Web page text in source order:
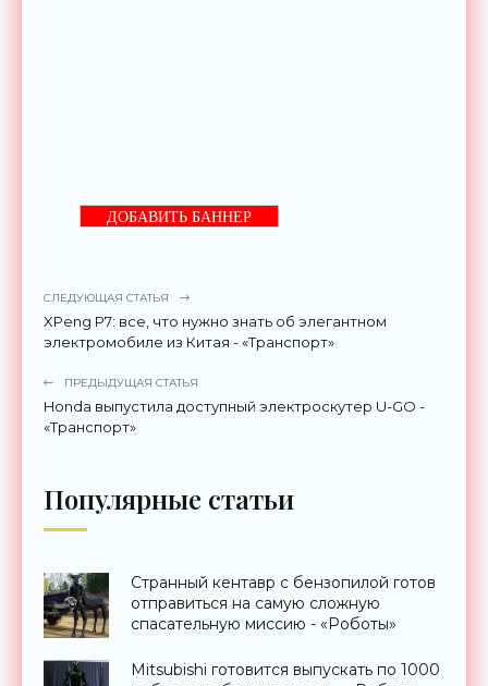
ДОБАВИТЬ БАННЕР
СЛЕДУЮЩАЯ СТАТЬЯ
XPeng P7: все, что нужно знать об элегантном
электромобиле из Китая - «Транспорт»
ПРЕДЫДУЩАЯ СТАТЬЯ
Honda выпустила доступный электроскутер U-GO -
«Транспорт»
Популярные статьи
Странный кентавр с бензопилой готов
отправиться на самую сложную
спасательную миссию - «Роботы»
Mitsubishi готовится выпускать по 1000